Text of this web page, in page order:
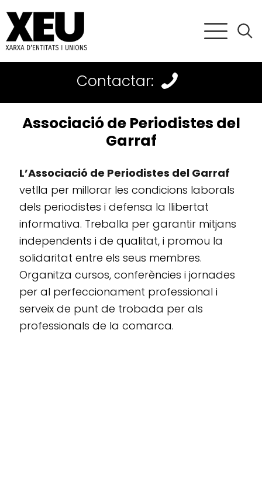
Contactar:
Associació de Periodistes del
Garraf
L’Associació de Periodistes del Garraf
vetlla per millorar les condicions laborals
dels periodistes i defensa la llibertat
informativa. Treballa per garantir mitjans
independents i de qualitat, i promou la
solidaritat entre els seus membres.
Organitza cursos, conferències i jornades
per al perfeccionament professional i
serveix de punt de trobada per als
professionals de la comarca.